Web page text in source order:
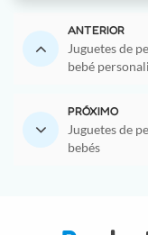
ANTERIOR
Juguetes de
bebé
PRÓXIMO
Juguetes de
bebés